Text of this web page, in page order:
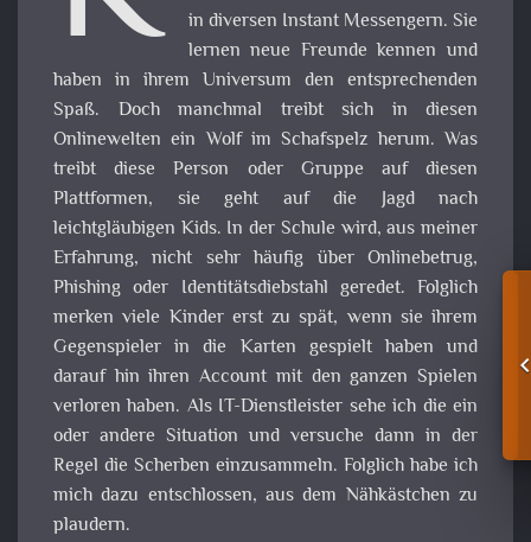
in diversen Instant Messengern. Sie
lernen neue Freunde kennen und
haben in ihrem Universum den entsprechenden
Spaß. Doch manchmal treibt sich in diesen
Onlinewelten ein Wolf im Schafspelz herum. Was
treibt diese Person oder Gruppe auf diesen
Plattformen, sie geht auf die Jagd nach
leichtgläubigen Kids. In der Schule wird, aus meiner
Erfahrung, nicht sehr häufig über Onlinebetrug,
Phishing oder Identitätsdiebstahl geredet. Folglich
merken viele Kinder erst zu spät, wenn sie ihrem
Gegenspieler in die Karten gespielt haben und
darauf hin ihren Account mit den ganzen Spielen
verloren haben. Als IT-Dienstleister sehe ich die ein
oder andere Situation und versuche dann in der
Regel die Scherben einzusammeln. Folglich habe ich
mich dazu entschlossen, aus dem Nähkästchen zu
plaudern.